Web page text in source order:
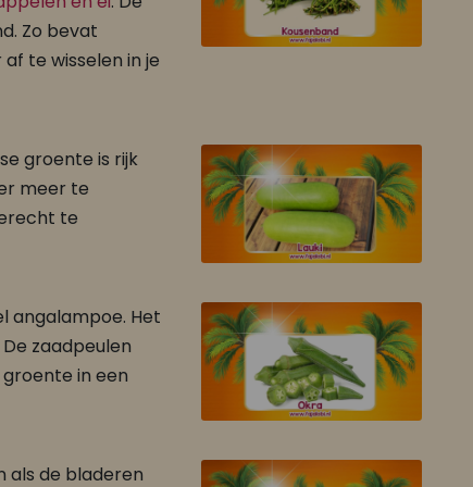
Zo bevat
te wisselen in je
groente is rijk
meer te
te
angalampoe. Het
zaadpeulen
in een
als de bladeren